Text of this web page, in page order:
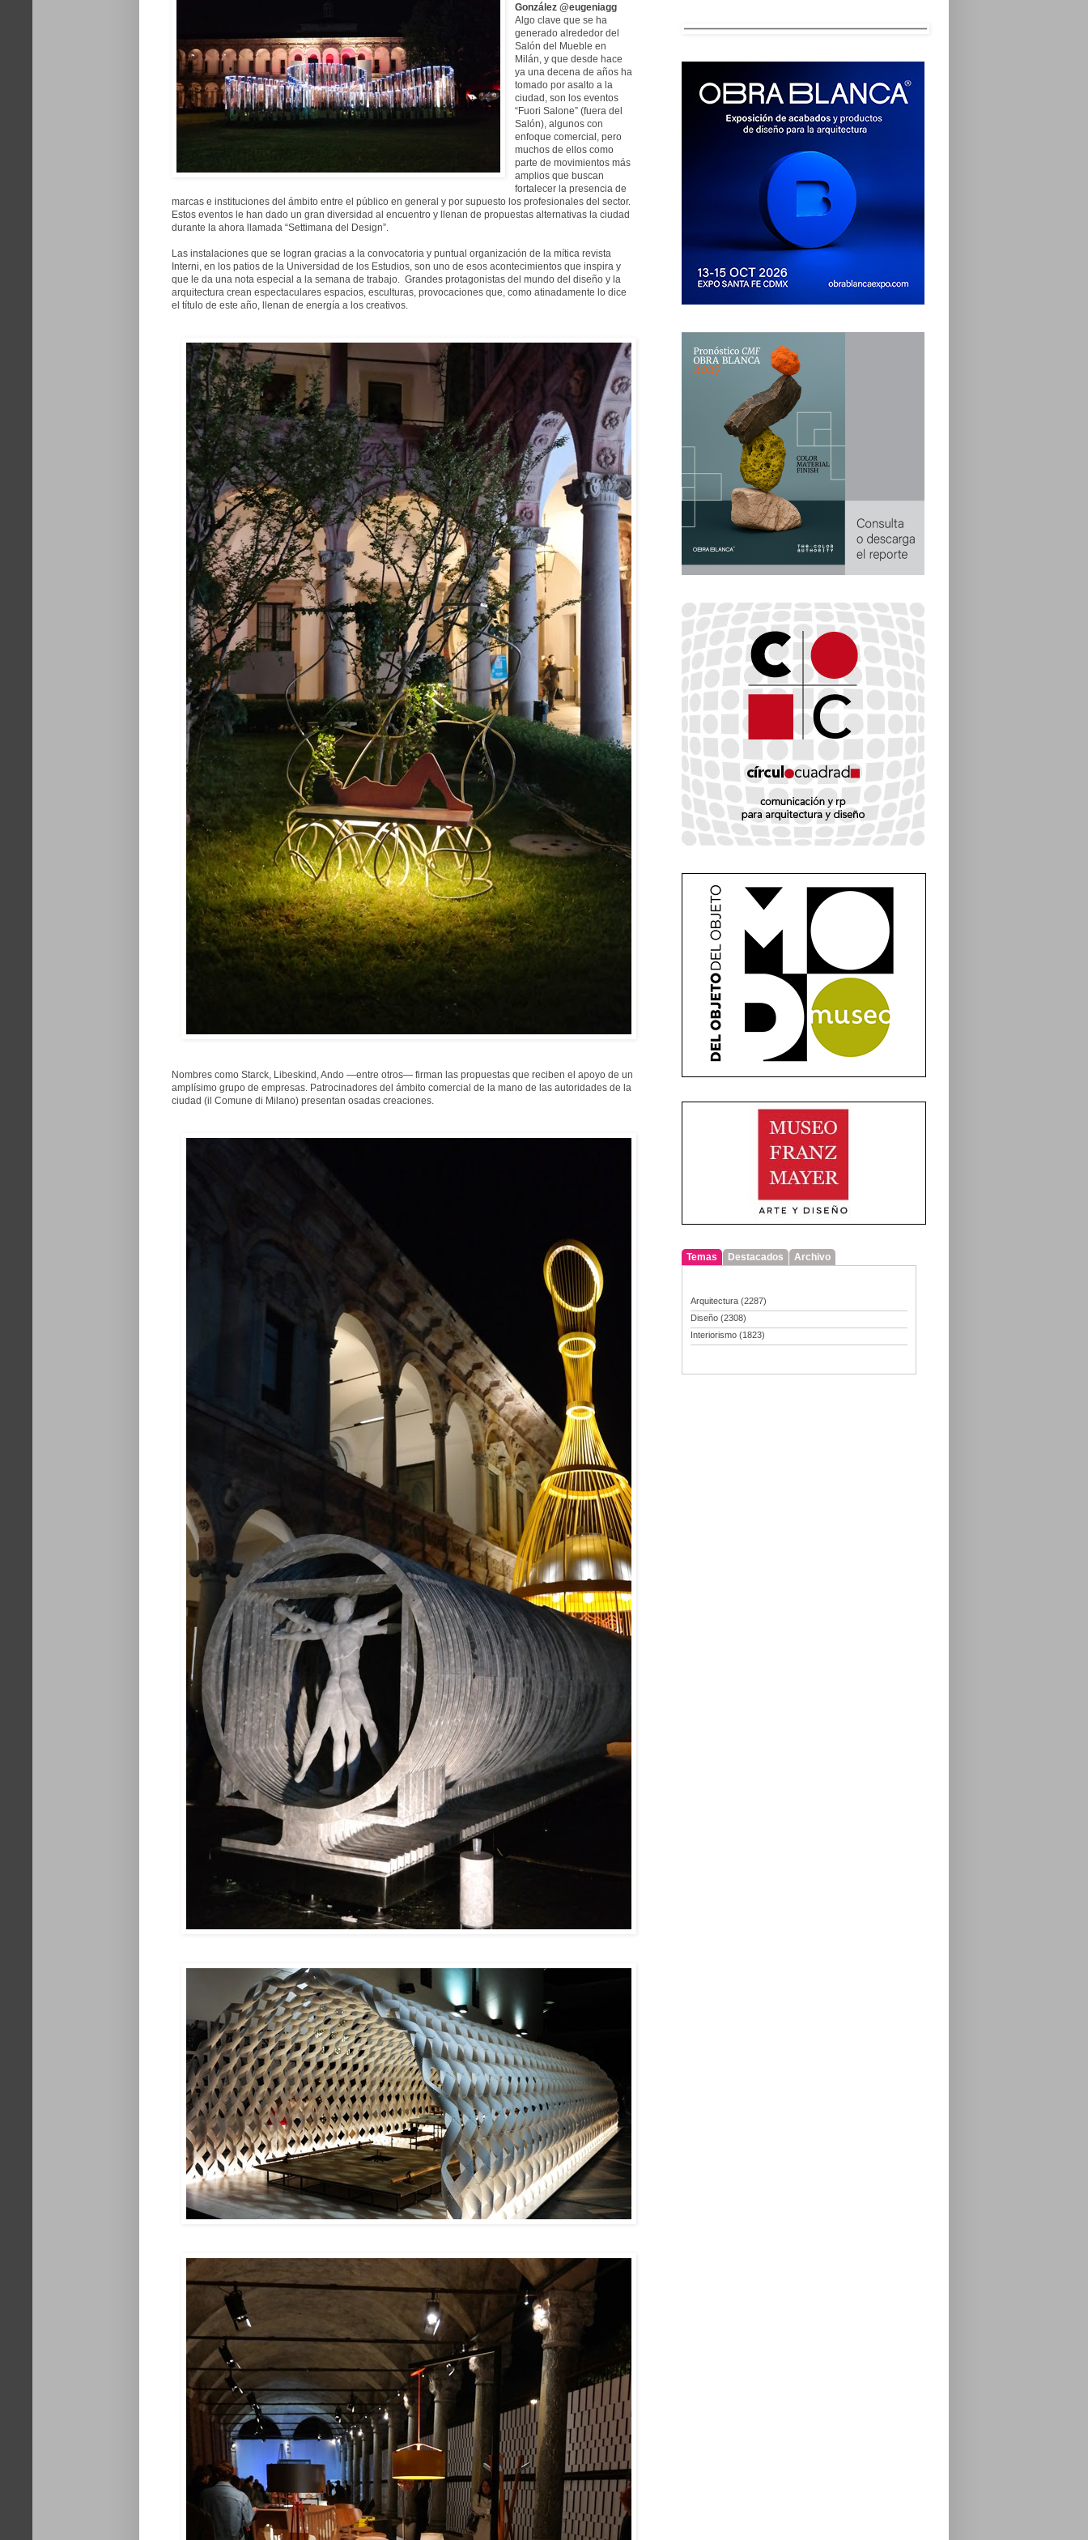
González @eugeniagg
Algo clave que se ha
generado alrededor del
Salón del Mueble en
Milán, y que desde hace
ya una decena de años ha
tomado por asalto a la
ciudad, son los eventos
“Fuori Salone” (fuera del
Salón), algunos con
enfoque comercial, pero
muchos de ellos como
parte de movimientos más
amplios que buscan
fortalecer la presencia de
marcas e instituciones del ámbito entre el público en general y por supuesto los profesionales del sector.
Estos eventos le han dado un gran diversidad al encuentro y llenan de propuestas alternativas la ciudad
durante la ahora llamada “Settimana del Design”.
Las instalaciones que se logran gracias a la convocatoria y puntual organización de la mítica revista
Interni, en los patios de la Universidad de los Estudios, son uno de esos acontecimientos que inspira y
que le da una nota especial a la semana de trabajo. Grandes protagonistas del mundo del diseño y la
arquitectura crean espectaculares espacios, esculturas, provocaciones que, como atinadamente lo dice
el título de este año, llenan de energía a los creativos.
Nombres como Starck, Libeskind, Ando —entre otros— firman las propuestas que reciben el apoyo de un
amplísimo grupo de empresas. Patrocinadores del ámbito comercial de la mano de las autoridades de la
ciudad (il Comune di Milano) presentan osadas creaciones.
Temas Destacados Archivo
Arquitectura (2287)
Diseño (2308)
Interiorismo (1823)